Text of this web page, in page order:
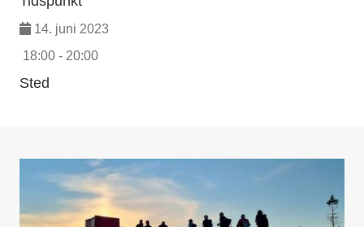
14. juni 2023
18:00 - 20:00
Sted